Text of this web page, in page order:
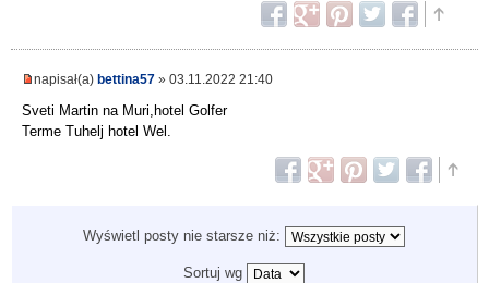
napisał(a) bettina57 » 03.11.2022 21:40
Sveti Martin na Muri,hotel Golfer
Terme Tuhelj hotel Wel.
Wyświetl posty nie starsze niż:
Sortuj wg